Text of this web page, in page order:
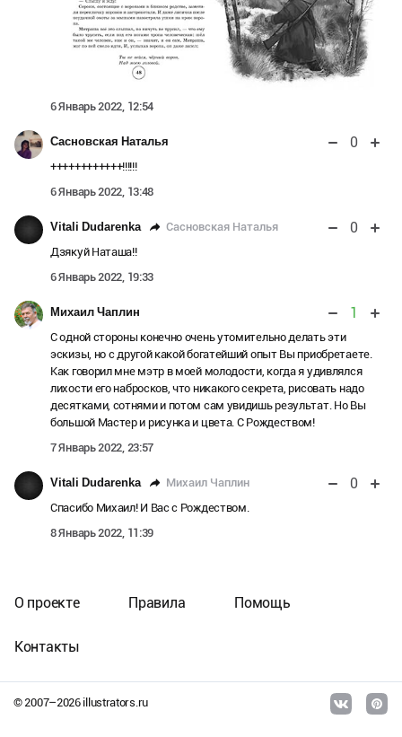
6 Январь 2022, 12:54
Сасновская Наталья 0
++++++++++++!!!!!!
6 Январь 2022, 13:48
Vitali Dudarenka Сасновская Наталья 0
Дзякуй Наташа!!
6 Январь 2022, 19:33
Михаил Чаплин 1
С одной стороны конечно очень утомительно делать эти
эскизы, но с другой какой богатейший опыт Вы приобретаете.
Как говорил мне мэтр в моей молодости, когда я удивлялся
лихости его набросков, что никакого секрета, рисовать надо
десятками, сотнями и потом сам увидишь результат. Но Вы
большой Мастер и рисунка и цвета. С Рождеством!
7 Январь 2022, 23:57
Vitali Dudarenka Михаил Чаплин 0
Спасибо Михаил! И Вас с Рождеством.
8 Январь 2022, 11:39
© 2007–2026illustrators.ru
О проекте Правила Помощь
Контакты